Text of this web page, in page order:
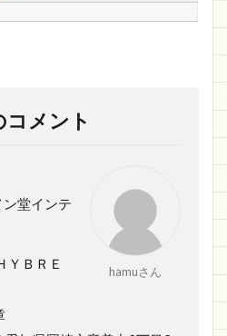
コメント
hamuさん
堂インテ
ＹＢＲＥ